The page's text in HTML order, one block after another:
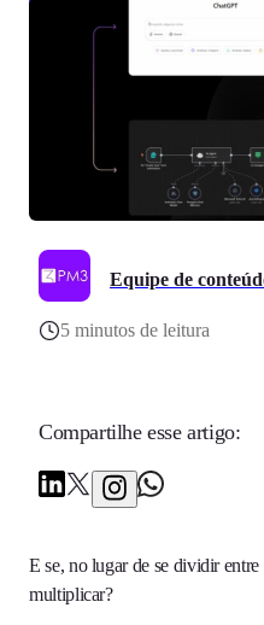
Equipe de
5 minutos de leitura
Compartilhe esse artigo:
E se, no lugar de se dividir
multiplicar?